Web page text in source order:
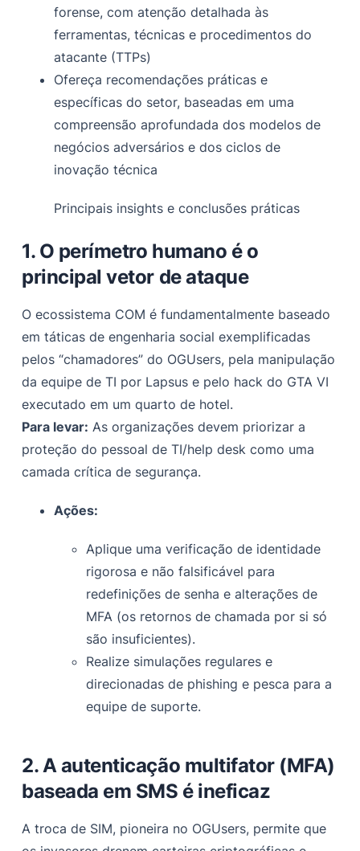
A migração estratégica para explorar [.] em
Implicações: um ambiente de ameaças hibridizado
Conclusão
forense, com atenção detalhada às
ferramentas, técnicas e procedimentos do
atacante (TTPs)
Ofereça recomendações práticas e
específicas do setor, baseadas em uma
compreensão aprofundada dos modelos de
negócios adversários e dos ciclos de
inovação técnica
Principais insights e conclusões práticas
1. O perímetro humano é o
principal vetor de ataque
O ecossistema COM é fundamentalmente baseado
em táticas de engenharia social exemplificadas
pelos “chamadores” do OGUsers, pela manipulação
da equipe de TI por Lapsus e pelo hack do GTA VI
executado em um quarto de hotel.
Para levar: As organizações devem priorizar a
proteção do pessoal de TI/help desk como uma
camada crítica de segurança.
Ações:
Aplique uma verificação de identidade
rigorosa e não falsificável para
redefinições de senha e alterações de
MFA (os retornos de chamada por si só
são insuficientes).
Realize simulações regulares e
direcionadas de phishing e pesca para a
equipe de suporte.
2. A autenticação multifator (MFA)
baseada em SMS é ineficaz
A troca de SIM, pioneira no OGUsers, permite que